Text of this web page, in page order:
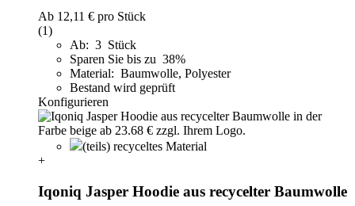
Ab 12,11 € pro Stück
(1)
Ab: 3 Stück
Sparen Sie bis zu 38%
Material: Baumwolle, Polyester
Bestand wird geprüft
Konfigurieren
(teils) recyceltes Material
+
Iqoniq Jasper Hoodie aus recycelter Baumwolle